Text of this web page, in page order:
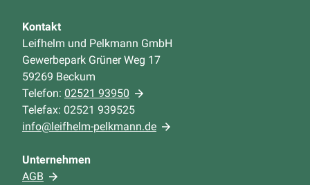
Kontakt
Leifhelm und Pelkmann GmbH
Gewerbepark Grüner Weg 17
59269 Beckum
Telefon: 02521 93950
Telefax: 02521 939525
info@leifhelm-pelkmann.de
Unternehmen
AGB